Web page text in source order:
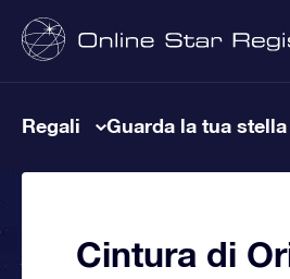
Regali Guarda la tua stella
Cintura di